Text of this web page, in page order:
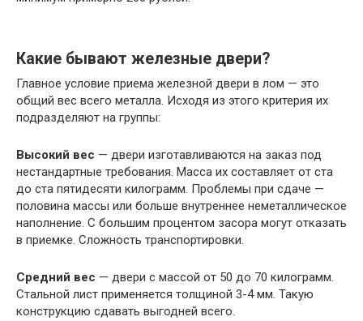
Какие бывают железные двери?
Главное условие приема железной двери в лом — это
общий вес всего металла. Исходя из этого критерия их
подразделяют на группы:
Высокий вес — двери изготавливаются на заказ под
нестандартные требования. Масса их составляет от ста
до ста пятидесяти килограмм. Проблемы при сдаче —
половина массы или больше внутреннее неметаллическое
наполнение. С большим процентом засора могут отказать
в приемке. Сложность транспортировки.
Средний вес — двери с массой от 50 до 70 килограмм.
Стальной лист применяется толщиной 3-4 мм. Такую
конструкцию сдавать выгодней всего.